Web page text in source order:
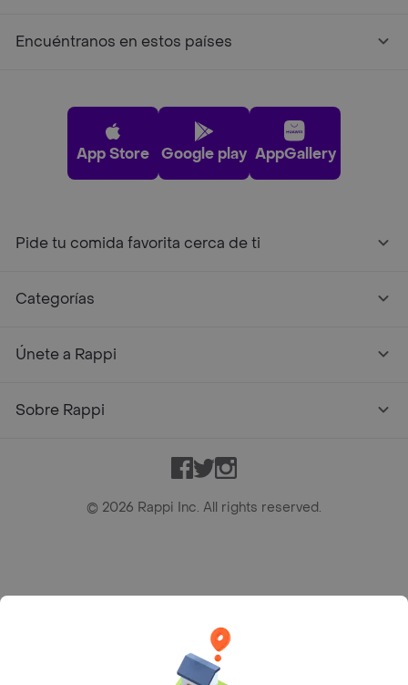
Encuéntranos en estos países
App Store Google play AppGallery
Pide tu comida favorita cerca de ti
Categorías
Únete a Rappi
Sobre Rappi
Facebook
TwitterInstagram
© 2026 Rappi Inc. All rights reserved.
Bogotá D.C. --- notificacionesrappi@rappi.com